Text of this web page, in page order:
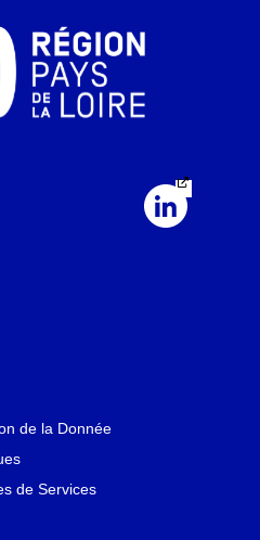
de la Donnée
de Services